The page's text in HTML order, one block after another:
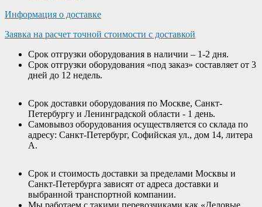
Информация о доставке
Заявка на расчет точной стоимости с доставкой
Срок отгрузки оборудования в наличии – 1-2 дня.
Срок отгрузки оборудования «под заказ» составляет от 3
дней до 12 недель.
Срок доставки оборудования по Москве, Санкт-
Петербургу и Ленинградской области - 1 день.
Самовывоз оборудования осуществляется со склада по
адресу: Санкт-Петербург, Софийская ул., дом 14, литера
А.
Срок и стоимость доставки за пределами Москвы и
Санкт-Петербурга зависят от адреса доставки и
выбранной транспортной компании.
Мы работаем с такими перевозчиками как «Деловые